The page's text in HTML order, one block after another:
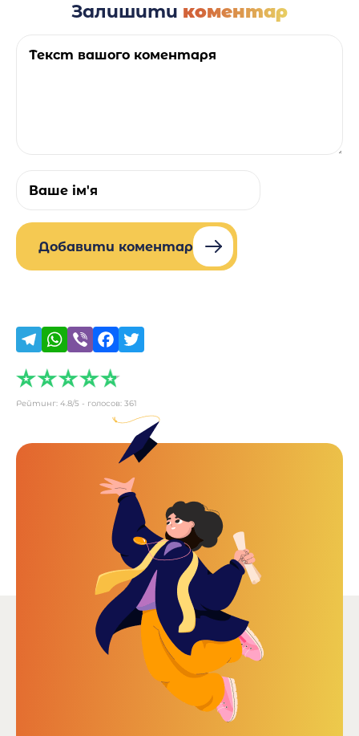
Залишити коментар
Добавити коментар
Рейтинг: 4.8/5 - голосов: 361